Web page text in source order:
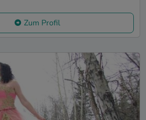
Zum Profil